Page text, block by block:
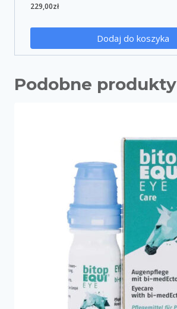
229,00zł
Dodaj do koszyka
Podobne produkty